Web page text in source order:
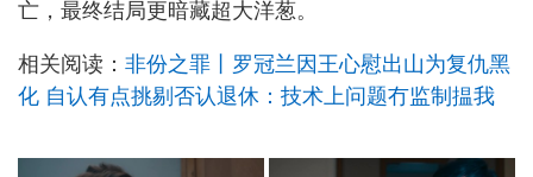
亡，最终结局更暗藏超大洋葱。
相关阅读： 非份之罪丨罗冠兰因王心慰出山为复仇黑
化 自认有点挑剔否认退休：技术上问题冇监制揾我